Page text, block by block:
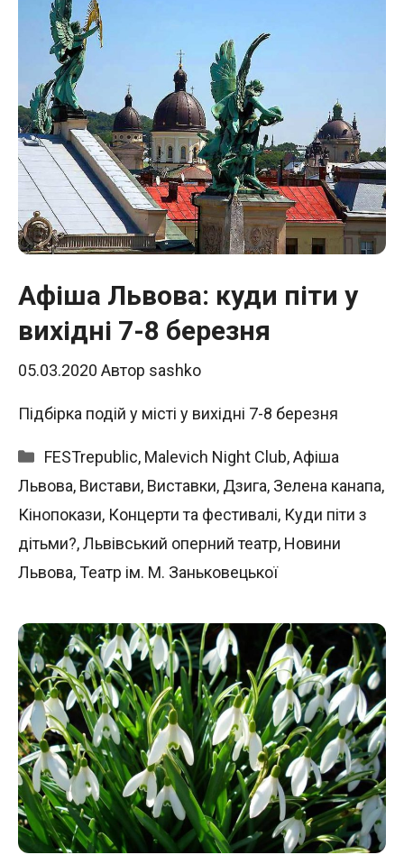
Афіша Львова: куди піти у
вихідні 7-8 березня
05.03.2020 Автор sashko
Підбірка подій у місті у вихідні 7-8 березня
Категорії
FESTrepublic, Malevich Night Club,Афіша
Львова, Вистави, Виставки, Дзига, Зелена канапа,
Кінопокази, Концерти та фестивалі, Куди піти з
дітьми?,Львівський оперний театр, Новини
Львова,Театр ім. М. Заньковецької